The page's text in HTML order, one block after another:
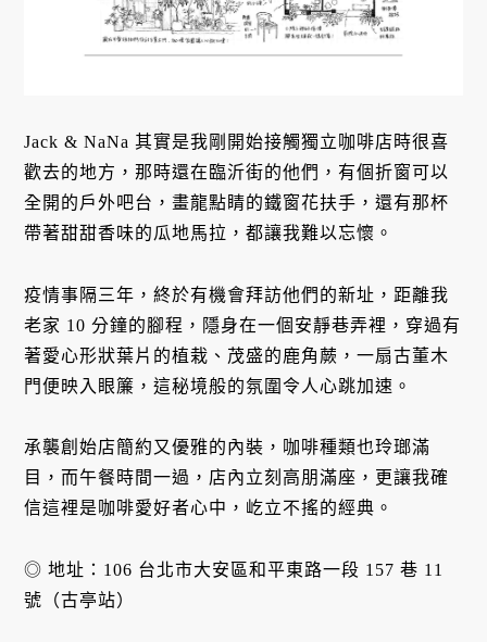
Jack & NaNa 其實是我剛開始接觸獨立咖啡店時很喜
歡去的地方，那時還在臨沂街的他們，有個折窗可以
全開的戶外吧台，畫龍點睛的鐵窗花扶手，還有那杯
帶著甜甜香味的瓜地馬拉，都讓我難以忘懷。
疫情事隔三年，終於有機會拜訪他們的新址，距離我
老家 10 分鐘的腳程，隱身在一個安靜巷弄裡，穿過有
著愛心形狀葉片的植栽、茂盛的鹿角蕨，一扇古董木
門便映入眼簾，這秘境般的氛圍令人心跳加速。
承襲創始店簡約又優雅的內裝，咖啡種類也玲瑯滿
目，而午餐時間一過，店內立刻高朋滿座，更讓我確
信這裡是咖啡愛好者心中，屹立不搖的經典。
◎ 地址：106 台北市大安區和平東路一段 157 巷 11
號（古亭站）